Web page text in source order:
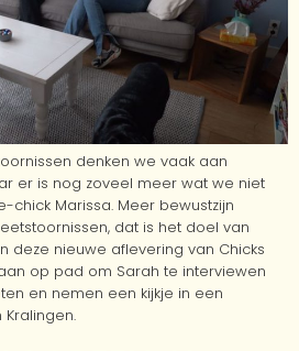
denken we vaak aan
er is nog zoveel meer wat we niet
chick Marissa. Meer bewustzijn
dat is het doel van
deze nieuwe aflevering van Chicks
op pad om Sarah te interviewen
en nemen een kijkje in een